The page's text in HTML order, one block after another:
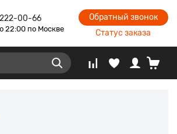
00-66
22:00 по Москве
Обратный звонок
Статус заказа